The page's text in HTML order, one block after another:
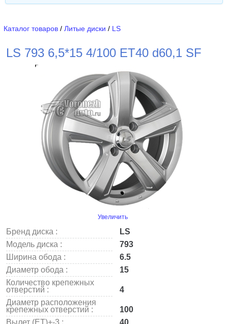
Каталог товаров / Литые диски / LS
LS 793 6,5*15 4/100 ET40 d60,1 SF
Увеличить
Бренд диска :
LS
Модель диска :
793
Ширина обода :
6.5
Диаметр обода :
15
Количество крепежных
отверстий :
4
Диаметр расположения
крепежных отверстий :
100
Вылет (ET)+-3 :
40